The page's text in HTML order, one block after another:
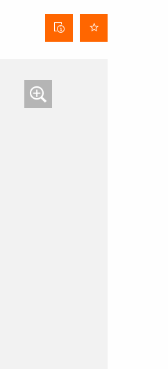
Stofinformatieblad